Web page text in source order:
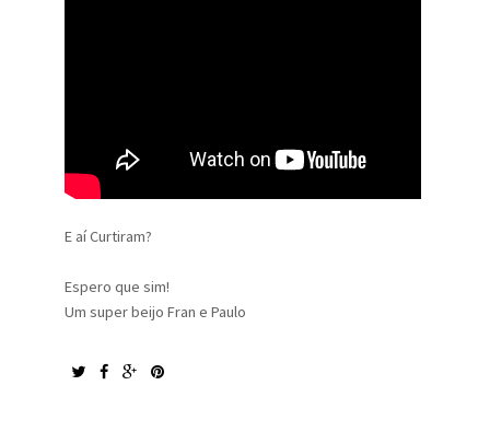
E aí Curtiram?
Espero que sim!
Um super beijo Fran e Paulo